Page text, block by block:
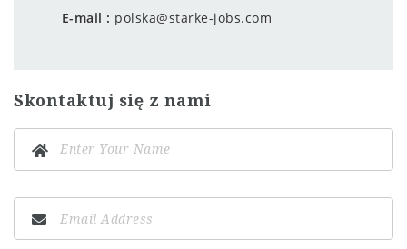
E-mail
polska@starke-jobs.com
Skontaktuj się z nami